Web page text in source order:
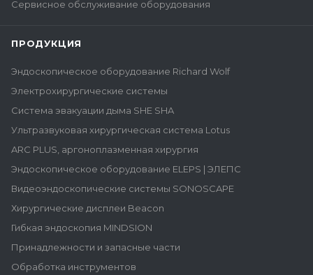
Сервисное обслуживание оборудования
ПРОДУКЦИЯ
Эндоскопическое оборудование Richard Wolf
Электрохирургические системы
Система эвакуации дыма SHE SHA
Ультразвуковая хирургическая система Lotus
ARC PLUS, аргоноплазменная хирургия
Эндоскопическое оборудование ELEPS | ЭЛЕПС
Видеоэндоскопические системы SONOSCAPE
Хирургические дисплеи Beacon
Гибкая эндоскопия MINDSION
Принадлежности и запасные части
Обработка инструментов